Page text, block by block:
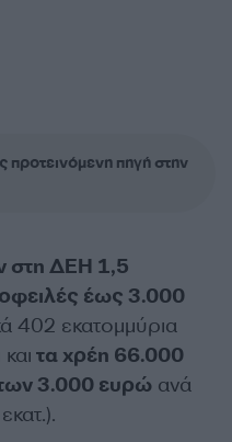
πηγή στην
στη ΔΕΗ 1,5
έως 3.000
402 εκατομμύρια
τα χρέη 66.000
3.000 ευρώ ανά